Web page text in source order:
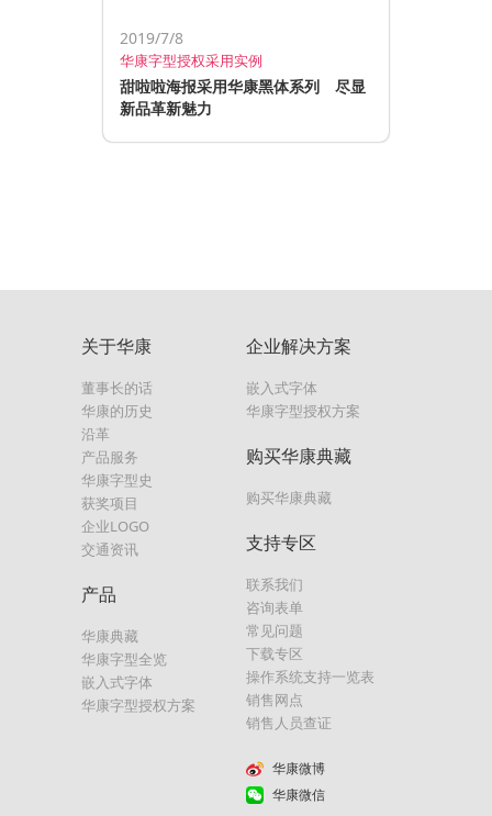
2019/7/8
华康字型授权采用实例
甜啦啦海报采用华康黑体系列 尽显
新品革新魅力
关于华康
董事长的话
华康的历史
沿革
产品服务
华康字型史
获奖项目
企业LOGO
交通资讯
产品
华康典藏
华康字型全览
嵌入式字体
华康字型授权方案
企业解决方案
嵌入式字体
华康字型授权方案
购买华康典藏
购买华康典藏
支持专区
联系我们
咨询表单
常见问题
下载专区
操作系统支持一览表
销售网点
销售人员查证
华康微博
华康微信